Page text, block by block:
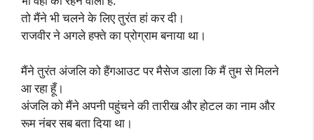
तो मैंने भी चलने के लिए तुरंत हां कर दी।
राजवीर ने अगले हफ्ते का प्रोग्राम बनाया था।
मैंने तुरंत अंजलि को हैंगआउट पर मैसेज डाला कि मैं तुम से मिलने
आ रहा हूँ।
अंजलि को मैंने अपनी पहुंचने की तारीख और होटल का नाम और
रूम नंबर सब बता दिया था।